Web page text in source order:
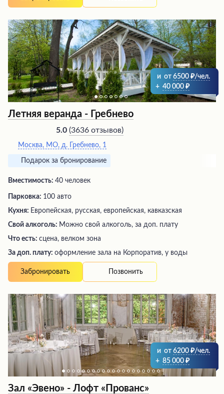
и от 6500
/чел.
+ 40 000
Летняя веранда - Гребнево
5.0 (3636 отзывов)
Москва, МО, д. Гребнево, 1
Подарок за бронирование
Вместимость: 40 человек
Парковка: 100 авто
Кухня: Европейская, русская, европейская, кавказская
Свой алкоголь: Можно свой алкоголь, за доп. плату
Что есть: сцена, велком зона
За доп. плату: оформление зала на Корпоратив, у воды
Забронировать Позвонить
и от 6200
/чел.
+ 85 000
Зал «Эвено» - Лофт «Прованс»